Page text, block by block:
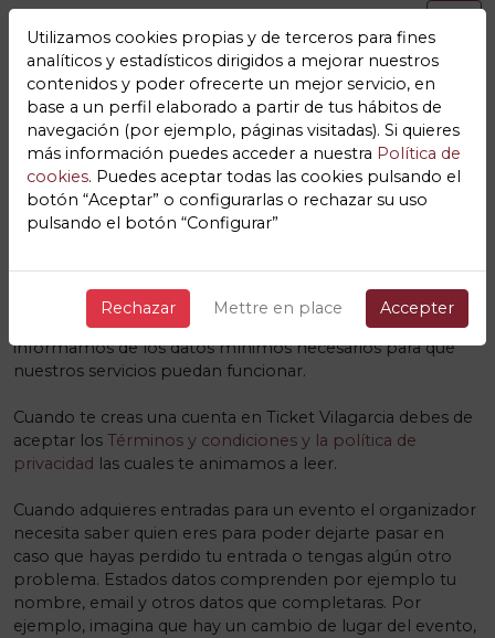
Los datos mínimos para la
correcta prestación de los
servicios Ticket Vilagarcia
Nos gusta la transparencia y que nuestros usuarios y sus
datos se encuentren protegidos, es por ello que
informamos de los datos mínimos necesarios para que
nuestros servicios puedan funcionar.
Cuando te creas una cuenta en Ticket Vilagarcia debes de
aceptar los Términos y condiciones y la política de
privacidad las cuales te animamos a leer.
Cuando adquieres entradas para un evento el organizador
necesita saber quien eres para poder dejarte pasar en
caso que hayas perdido tu entrada o tengas algún otro
problema. Estados datos comprenden por ejemplo tu
nombre, email y otros datos que completaras. Por
ejemplo, imagina que hay un cambio de lugar del evento,
Utilizamos cookies propias y de terceros para fines
analíticos y estadísticos dirigidos a mejorar nuestros
contenidos y poder ofrecerte un mejor servicio, en
base a un perfil elaborado a partir de tus hábitos de
navegación (por ejemplo, páginas visitadas). Si quieres
más información puedes acceder a nuestra Política de
cookies. Puedes aceptar todas las cookies pulsando el
botón “Aceptar” o configurarlas o rechazar su uso
pulsando el botón “Configurar”
Rechazar Mettre en place Accepter